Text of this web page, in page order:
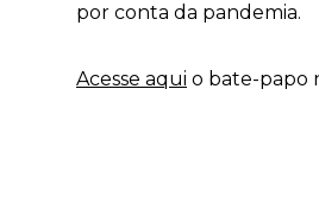
por conta da pandemia.
Acesse aqui o bate-papo